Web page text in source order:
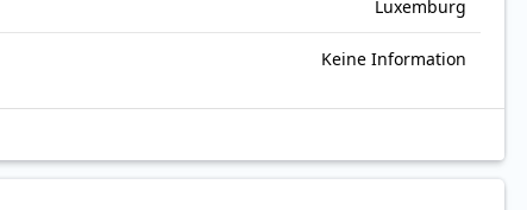
Luxemburg
Keine Information